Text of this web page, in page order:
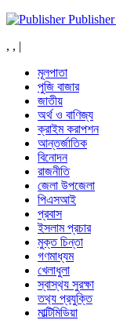
, , |
মূলপাতা
পুজি বাজার
জাতীয়
অর্থ ও বাণিজ্য
ক্রাইম করাপশন
আন্তর্জাতিক
বিনোদন
রাজনীতি
জেলা উপজেলা
পিএসআই
প্রবাস
ইসলাম প্রচার
মুক্ত চিন্তা
গণমাধ্যম
খেলাধুলা
স্বাস্থ‍্য সুরক্ষা
তথ‍্য প্রযুক্তি
মাল্টিমিডিয়া